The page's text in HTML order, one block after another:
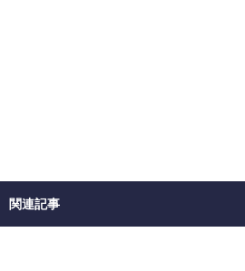
関連記事